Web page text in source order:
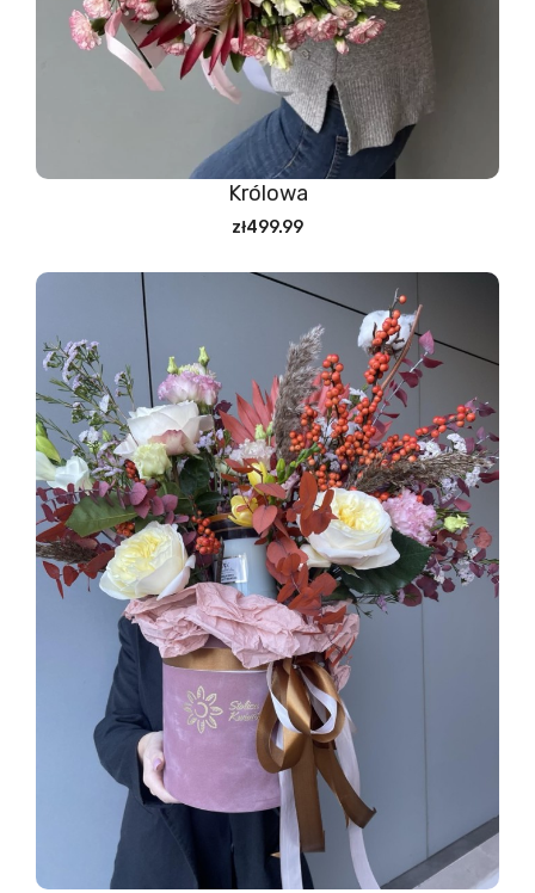
Królowa
zł499.99